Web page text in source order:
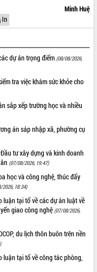
Minh Huệ
In
dự án trọng điểm (08/08/2026,
tra việc khám sức khỏe cho
sắp xếp trường học và nhiều
án sáp nhập xã, phường cụ
tư xây dựng và kinh doanh
(07/08/2026, 19:47)
học và công nghệ, thúc đẩy
2026, 18:34)
tại tổ về các dự án luật về
giao công nghệ (07/08/2026,
du lịch thôn buôn trên nền
tại tổ về công tác phòng,